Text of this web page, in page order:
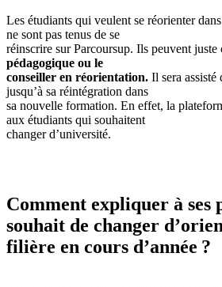
Les étudiants qui veulent se réorienter
ne sont pas tenus de se
réinscrire sur Parcoursup. Ils peuvent juste
pédagogique ou le
conseiller en réorientation. Il sera assisté
jusqu’à sa réintégration dans
sa nouvelle formation. En effet, la
aux étudiants qui souhaitent
changer d’université.
Comment expliquer à ses
souhait de changer
filière en cours d’année ?